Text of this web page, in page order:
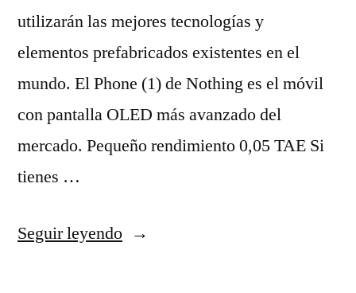
utilizarán las mejores tecnologías y
elementos prefabricados existentes en el
mundo. El Phone (1) de Nothing es el móvil
con pantalla OLED más avanzado del
mercado. Pequeño rendimiento 0,05 TAE Si
tienes …
Seguir leyendo«camisetas